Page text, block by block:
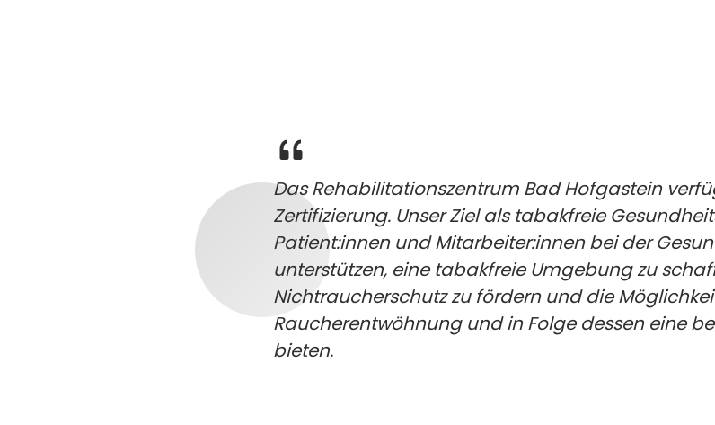
Das Rehabilitationszentrum Bad Hofgastein
Zertifizierung. Unser Ziel als tabakfreie
Patient:innen und Mitarbeiter:innen bei der
unterstützen, eine tabakfreie Umgebung zu
Nichtraucherschutz zu fördern und die
Raucherentwöhnung und in Folge dessen eine
bieten.